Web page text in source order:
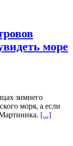
море
зимнего
моря, а если
[...]